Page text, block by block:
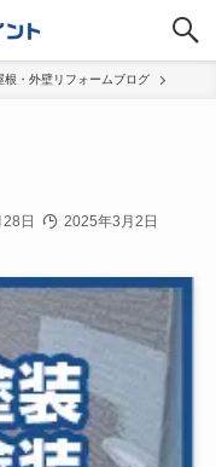
根・外壁リフォームブログ
日 2025年3月2日